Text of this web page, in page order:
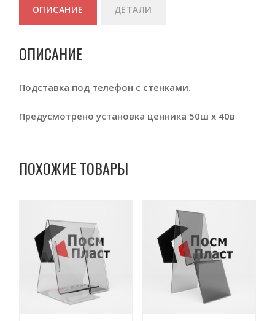
ОПИСАНИЕ ДЕТАЛИ
ОПИСАНИЕ
Подставка под телефон с стенками.
Предусмотрено установка ценника 50ш х 40в
ПОХОЖИЕ ТОВАРЫ